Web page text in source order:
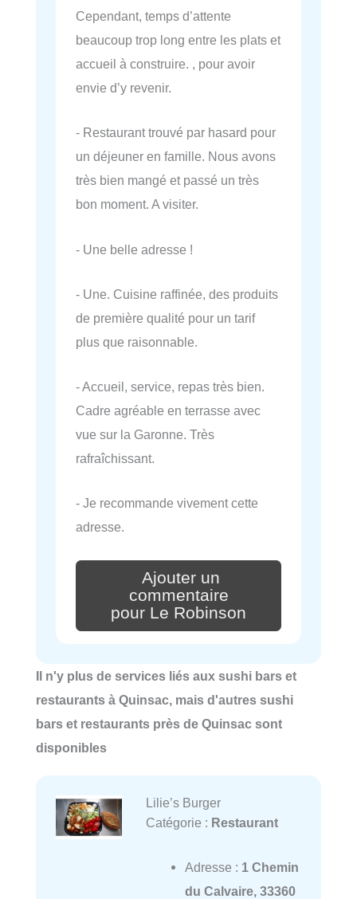
Cependant, temps d’attente
beaucoup trop long entre les plats et
accueil à construire. , pour avoir
envie d’y revenir.
- Restaurant trouvé par hasard pour
un déjeuner en famille. Nous avons
très bien mangé et passé un très
bon moment. A visiter.
- Une belle adresse !
- Une. Cuisine raffinée, des produits
de première qualité pour un tarif
plus que raisonnable.
- Accueil, service, repas très bien.
Cadre agréable en terrasse avec
vue sur la Garonne. Très
rafraîchissant.
- Je recommande vivement cette
adresse.
Ajouter un
commentaire
pour Le Robinson
Il n'y plus de services liés aux sushi bars et
restaurants à Quinsac, mais d'autres sushi
bars et restaurants près de Quinsac sont
disponibles
Lilie’s Burger
Catégorie : Restaurant
Adresse : 1 Chemin
du Calvaire, 33360